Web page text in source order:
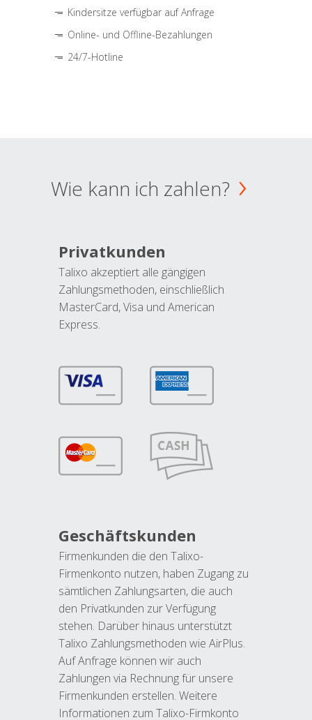
Kindersitze verfügbar auf Anfrage
Online- und Offline-Bezahlungen
24/7-Hotline
Wie kann ich zahlen?
Privatkunden
Talixo akzeptiert alle gängigen
Zahlungsmethoden, einschließlich
MasterCard, Visa und American
Express.
Geschäftskunden
Firmenkunden die den Talixo-
Firmenkonto nutzen, haben Zugang zu
sämtlichen Zahlungsarten, die auch
den Privatkunden zur Verfügung
stehen. Darüber hinaus unterstützt
Talixo Zahlungsmethoden wie AirPlus.
Auf Anfrage können wir auch
Zahlungen via Rechnung für unsere
Firmenkunden erstellen. Weitere
Informationen zum Talixo-Firmkonto